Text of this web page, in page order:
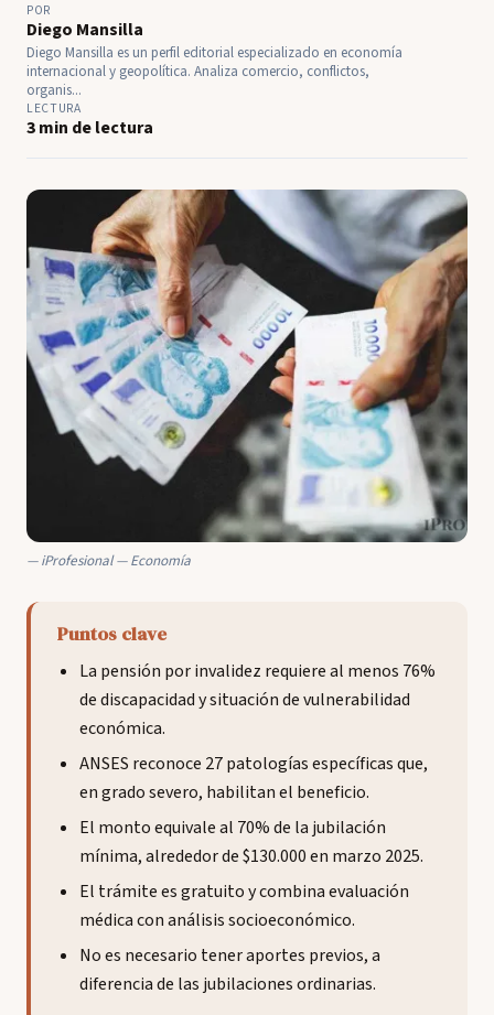
POR
Diego Mansilla
Diego Mansilla es un perfil editorial especializado en economía
internacional y geopolítica. Analiza comercio, conflictos,
organis...
LECTURA
3 min de lectura
iProfesional — Economía
Puntos clave
La pensión por invalidez requiere al menos 76%
de discapacidad y situación de vulnerabilidad
económica.
ANSES reconoce 27 patologías específicas que,
en grado severo, habilitan el beneficio.
El monto equivale al 70% de la jubilación
mínima, alrededor de $130.000 en marzo 2025.
El trámite es gratuito y combina evaluación
médica con análisis socioeconómico.
No es necesario tener aportes previos, a
diferencia de las jubilaciones ordinarias.